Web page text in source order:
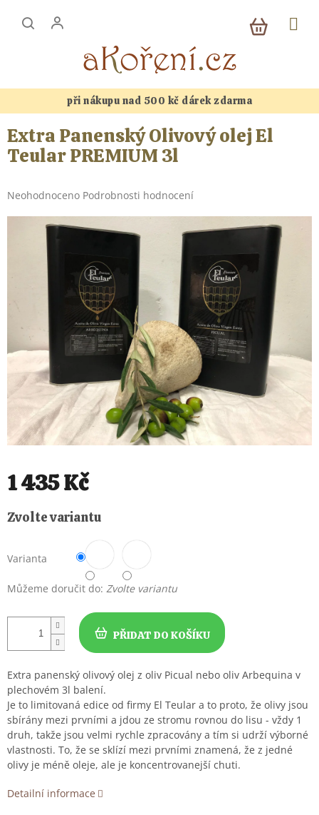
KOŠÍK
při nákupu nad 500 kč dárek zdarma
Extra Panenský Olivový olej El
Teular PREMIUM 3l
Průměrné
produktu
hvězdiček.
Neohodnoceno Podrobnosti hodnocení
1 435 Kč
cena:
Zvolte variantu
Varianta
Můžeme doručit do: Zvolte variantu
PŘIDAT DO KOŠÍKU
Extra panenský olivový olej z oliv Picual nebo oliv Arbequina v
plechovém 3l balení.
Je to limitovaná edice od firmy El Teular a to proto, že olivy jsou
sbírány mezi prvními a jdou ze stromu rovnou do lisu - vždy 1
druh, takže jsou velmi rychle zpracovány a tím si udrží výborné
vlastnosti. To, že se sklízí mezi prvními znamená, že z jedné
olivy je méně oleje, ale je koncentrovanejší chuti.
Detailní informace